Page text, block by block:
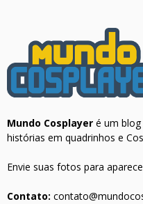
Mundo Cosplayer é um
histórias em quadrinhos e
Envie suas fotos para
Contato: